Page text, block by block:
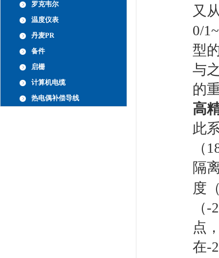
罗克韦尔
温度仪表
丹麦PR
备件
启栅
计算机电缆
热电偶补偿导线
又
0/
型
与
的
高
此
（
隔
度
（
点
在-